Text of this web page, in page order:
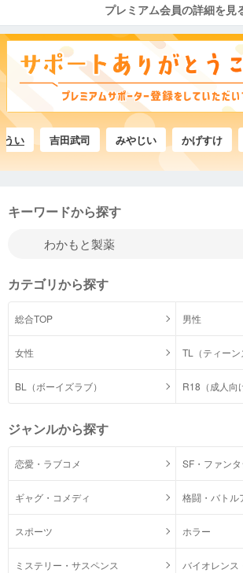
プレミアム会員の詳細を見
吉田武司 みやじい かげすけ
キーワードから探す
カテゴリから探す
総合TOP 男性
女性 TL（ティーン
BL（ボーイズラブ） R18（成人向
ジャンルから探す
恋愛・ラブコメ SF・ファン
ギャグ・コメディ 格闘・バトル
スポーツ ホラー
ミステリー・サスペンス バイオレンス